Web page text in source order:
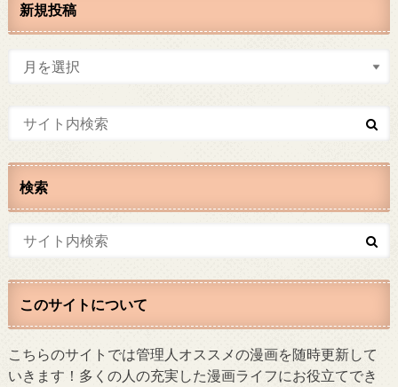
新規投稿
検索
このサイトについて
こちらのサイトでは管理人オススメの漫画を随時更新して
いきます！多くの人の充実した漫画ライフにお役立てでき